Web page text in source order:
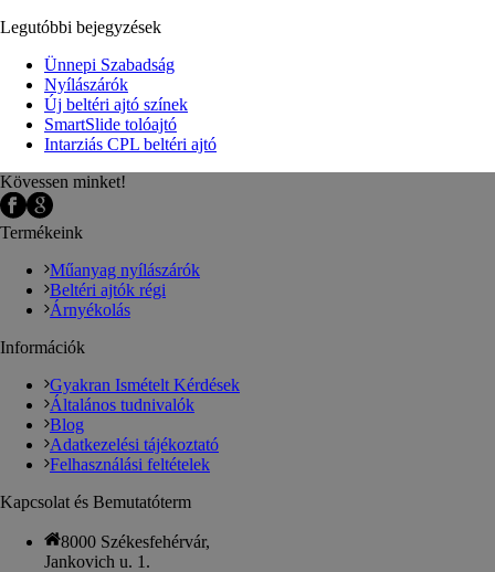
Legutóbbi bejegyzések
Ünnepi Szabadság
Nyílászárók
Új beltéri ajtó színek
SmartSlide tolóajtó
Intarziás CPL beltéri ajtó
Kövessen minket!
Termékeink
Műanyag nyílászárók
Beltéri ajtók régi
Árnyékolás
Információk
Gyakran Ismételt Kérdések
Általános tudnivalók
Blog
Adatkezelési tájékoztató
Felhasználási feltételek
Kapcsolat és Bemutatóterm
8000 Székesfehérvár,
Jankovich u. 1.